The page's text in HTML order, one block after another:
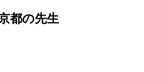
都の先生